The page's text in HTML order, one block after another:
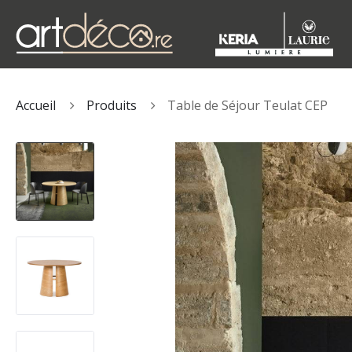
Accueil Produits Table de Séjour Teulat CEP